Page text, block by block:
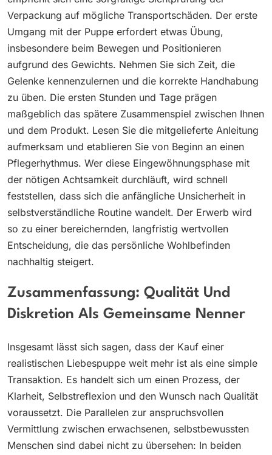
Verpackung auf mögliche Transportschäden. Der erste
Umgang mit der Puppe erfordert etwas Übung,
insbesondere beim Bewegen und Positionieren
aufgrund des Gewichts. Nehmen Sie sich Zeit, die
Gelenke kennenzulernen und die korrekte Handhabung
zu üben. Die ersten Stunden und Tage prägen
maßgeblich das spätere Zusammenspiel zwischen Ihnen
und dem Produkt. Lesen Sie die mitgelieferte Anleitung
aufmerksam und etablieren Sie von Beginn an einen
Pflegerhythmus. Wer diese Eingewöhnungsphase mit
der nötigen Achtsamkeit durchläuft, wird schnell
feststellen, dass sich die anfängliche Unsicherheit in
selbstverständliche Routine wandelt. Der Erwerb wird
so zu einer bereichernden, langfristig wertvollen
Entscheidung, die das persönliche Wohlbefinden
nachhaltig steigert.
Zusammenfassung: Qualität Und
Diskretion Als Gemeinsame Nenner
Insgesamt lässt sich sagen, dass der Kauf einer
realistischen Liebespuppe weit mehr ist als eine simple
Transaktion. Es handelt sich um einen Prozess, der
Klarheit, Selbstreflexion und den Wunsch nach Qualität
voraussetzt. Die Parallelen zur anspruchsvollen
Vermittlung zwischen erwachsenen, selbstbewussten
Menschen sind dabei nicht zu übersehen: In beiden